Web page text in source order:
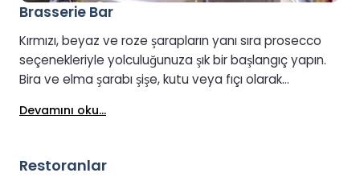
Brasserie Bar
Kırmızı, beyaz ve roze şarapların yanı sıra prosecco
seçenekleriyle yolculuğunuza şık bir başlangıç yapın.
Bira ve elma şarabı şişe, kutu veya fıçı olarak
alkolsüz içecekler de mevcuttur. Yolculuğunuz
Devamını oku...
Restoranlar